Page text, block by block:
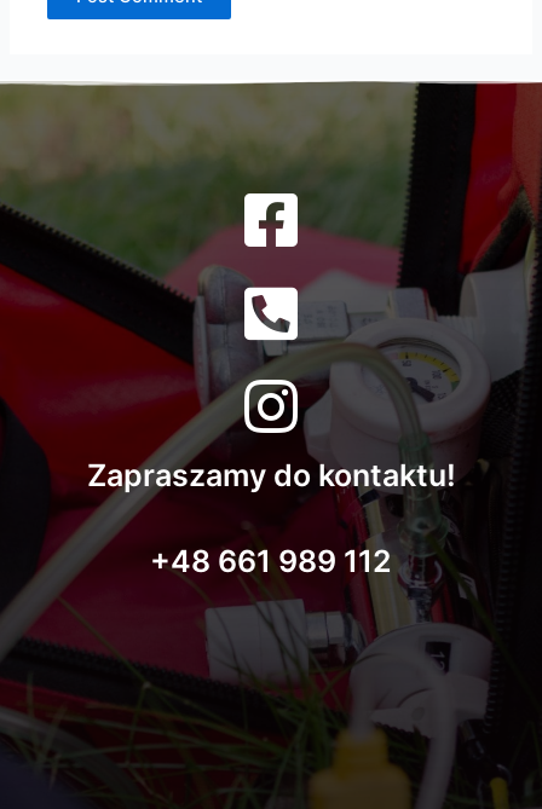
Zapraszamy do kontaktu!
+48 661 989 112